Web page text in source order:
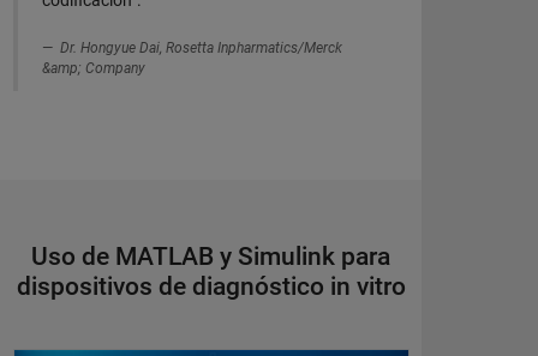
Dr. Hongyue Dai, Rosetta Inpharmatics/Merck
&amp; Company
Uso de MATLAB y Simulink para
dispositivos de diagnóstico in vitro